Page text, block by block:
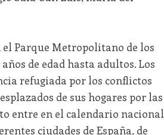
el Parque Metropolitano de los
de edad hasta adultos. Los
refugiada por los conflictos
de sus hogares por las
entre en el calendario nacional
ciudades de España, de